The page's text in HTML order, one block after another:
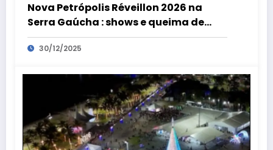
Nova Petrópolis Réveillon 2026 na
Serra Gaúcha : shows e queima de
fogos na virada de ano
30/12/2025